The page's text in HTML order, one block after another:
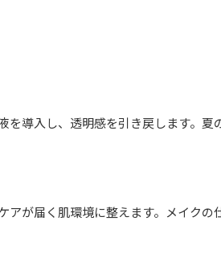
導入し、透明感を引き戻します。夏
が届く肌環境に整えます。メイクの